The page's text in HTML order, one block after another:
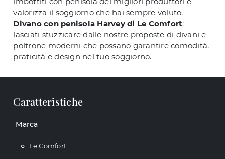
valorizza il soggiorno che hai sempre voluto.
Divano con penisola Harvey di Le Comfort:
lasciati stuzzicare dalle nostre proposte di divani e
poltrone moderni che possano garantire comodità,
praticità e design nel tuo soggiorno.
Caratteristiche
Marca
Le Comfort